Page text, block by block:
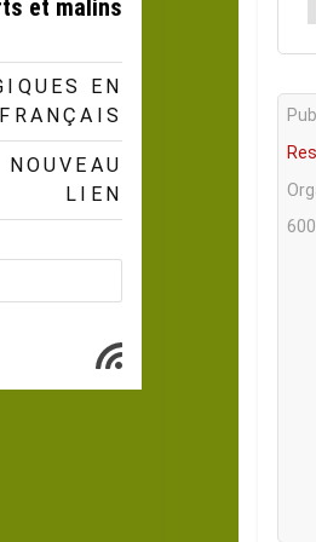
et malins
EN
FRANÇAIS
LIEN
Subscribe